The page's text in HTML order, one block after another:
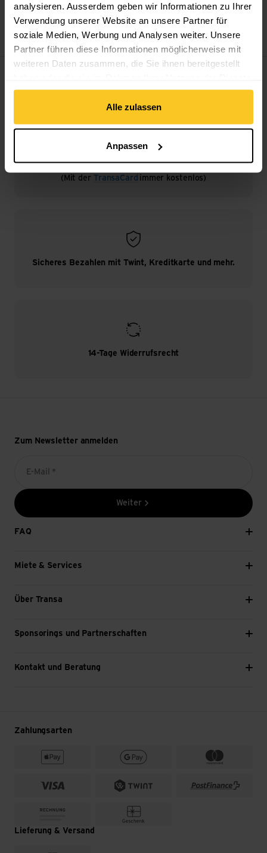
analysieren. Ausserdem geben wir Informationen zu Ihrer
Verwendung unserer Website an unsere Partner für
soziale Medien, Werbung und Analysen weiter. Unsere
Partner führen diese Informationen möglicherweise mit
weiteren Daten zusammen, die Sie ihnen bereitgestellt
gesammelt haben.
Alle zulassen
Anpassen
SalewaAgner PL W HD
Jacket
CHF169.90 CHF 118.90
SalewaPuez Melange
Dry W S/S Tee
CHF39.90
(Mit der
TransaCard immer kostenlos)
Sicheres Bezahlen mit Twint, Kreditkarte und mehr.
14-Tage Widerrufsrecht
Zum Newsletter anmelden
E-Mail *
Weiter
FAQ
Miete & Services
Über Transa
Sponsorings und Partnerschaften
Kontakt und Beratung
Zahlungsarten
Lieferung & Versand